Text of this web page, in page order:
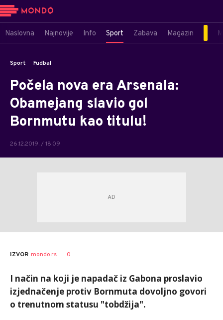
Naslovna Najnovije Info Sport Zabava Magazin
Sport Fudbal
Počela nova era Arsenala:
Obamejang slavio gol
Bornmutu kao titulu!
26.12.2019. / 18:09
IZVOR mondo.rs 0
I način na koji je napadač iz Gabona proslavio
izjednačenje protiv Bornmuta dovoljno govori
o trenutnom statusu "tobdžija".